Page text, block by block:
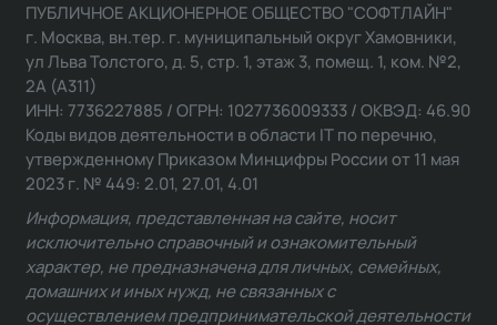
ПУБЛИЧНОЕ АКЦИОНЕРНОЕ ОБЩЕСТВО "СОФТЛАЙН"
г. Москва, вн.тер. г. муниципальный округ Хамовники,
ул Льва Толстого, д. 5, стр. 1, этаж 3, помещ. 1, ком. №2,
2А (А311)
ИНН: 7736227885 / ОГРН: 1027736009333 / ОКВЭД: 46.90
Коды видов деятельности в области IT по перечню,
утвержденному Приказом Минцифры России от 11 мая
2023 г. № 449: 2.01, 27.01, 4.01
Информация, представленная на сайте, носит
исключительно справочный и ознакомительный
характер, не предназначена для личных, семейных,
домашних и иных нужд, не связанных с
осуществлением предпринимательской деятельности